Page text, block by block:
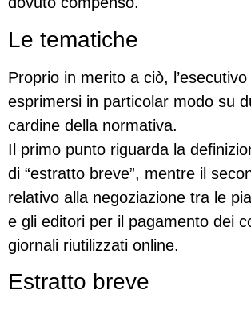
Le tematiche
Proprio in merito a ciò,
esprimersi in particolar modo su
cardine della normativa.
Il primo punto riguarda la
di “estratto breve”, mentre il
relativo alla negoziazione tra le
e gli editori per il pagamento dei
giornali riutilizzati online.
Estratto breve